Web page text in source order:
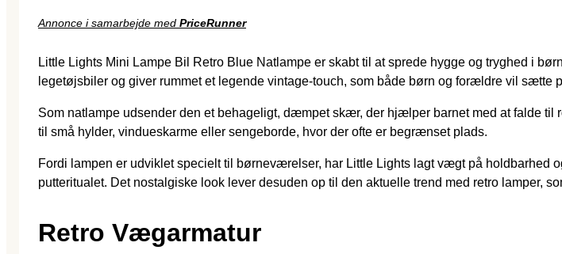
Annonce i samarbejde med PriceRunner
Little Lights Mini Lampe Bil Retro Blue Natlampe er skabt til at sprede hygge og tryghed i
legetøjsbiler og giver rummet et legende vintage-touch, som både børn og forældre vil sætte
Som natlampe udsender den et behageligt, dæmpet skær, der hjælper barnet med at falde til
til små hylder, vindueskarme eller sengeborde, hvor der ofte er begrænset plads.
Fordi lampen er udviklet specielt til børneværelser, har Little Lights lagt vægt på holdbarhed
putteritualet. Det nostalgiske look lever desuden op til den aktuelle trend med retro lamper,
Retro Vægarmatur